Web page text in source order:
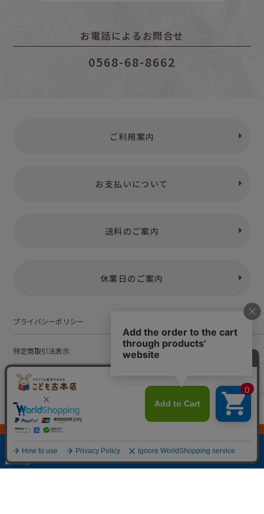
お電話によるお問合せ
0568-68-8662
ご利用案内
お支払いについて
送料のご案内
休業日のご案内
プライバシーポリシー
特定商取引法表示
お問い合わせ
© Kodomofuruhonten. all rights reserved.